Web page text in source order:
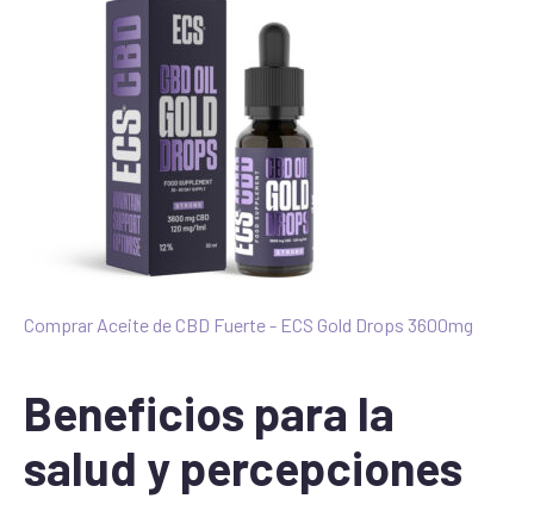
Comprar Aceite de CBD Fuerte - ECS Gold Drops 3600mg
Beneficios para la
salud y percepciones